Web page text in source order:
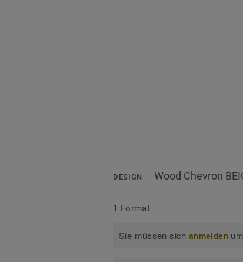
DESIGN Wood Chevron
1 Format
Sie müssen sichanmelden